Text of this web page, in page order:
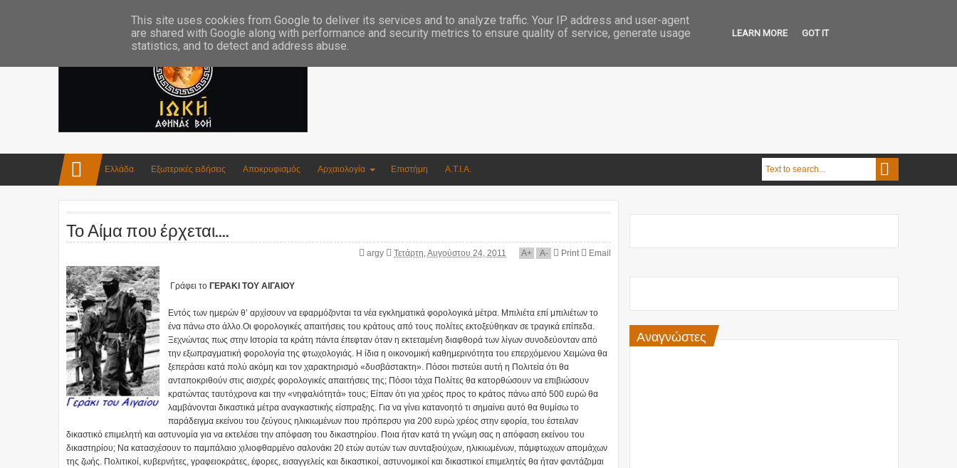
Ελλάδα Εξωτερικές ειδήσεις Αποκρυφισμός Αρχαιολογία Επιστήμη Α.Τ.Ι.Α.
Το Αίμα που έρχεται....
argy Τετάρτη, Αυγούστου 24, 2011 A+ A- Print Email
Γράφει το ΓΕΡΑΚΙ ΤΟΥ ΑΙΓΑΙΟΥ
Εντός των ημερών θ’ αρχίσουν να εφαρμόζονται τα νέα εγκληματικά φορολογικά μέτρα. Μπιλιέτα επί μπιλιέτων το
ένα πάνω στο άλλο.Οι φορολογικές απαιτήσεις του κράτους από τους πολίτες εκτοξεύθηκαν σε τραγικά επίπεδα.
Ξεχνώντας πως στην Ιστορία τα κράτη πάντα έπεφταν όταν η εκτεταμένη διαφθορά των λίγων συνοδεύονταν από
την εξωπραγματική φορολογία της φτωχολογιάς. Η ίδια η οικονομική καθημερινότητα του επερχόμενου Χειμώνα θα
ξεπεράσει κατά πολύ ακόμη και τον χαρακτηρισμό «δυσβάστακτη». Πόσοι πιστεύει αυτή η Πολιτεία ότι θα
ανταποκριθούν στις αισχρές φορολογικές απαιτήσεις της; Πόσοι τάχα Πολίτες θα κατορθώσουν να επιβιώσουν
κρατώντας ταυτόχρονα και την «νηφαλιότητά» τους; Είπαν ότι για χρέος προς το κράτος πάνω από 500 ευρώ θα
λαμβάνονται δικαστικά μέτρα αναγκαστικής είσπραξης. Για να γίνει κατανοητό τι σημαίνει αυτό θα θυμίσω το
παράδειγμα εκείνου του ζεύγους ηλικιωμένων που πρόπερσυ για 200 ευρώ χρέος στην εφορία, του έστειλαν
δικαστικό επιμελητή και αστυνομία για να εκτελέσει την απόφαση του δικαστηρίου. Ποια ήταν κατά τη γνώμη σας η απόφαση εκείνου του
δικαστηρίου; Να κατασχέσουν το παμπάλαιο χιλιοφθαρμένο σαλονάκι 20 ετών αυτών των συνταξιούχων, ηλικιωμένων, πάμφτωχων απομάχων
της ζωής. Πολιτικοί, κυβερνήτες, γραφειοκράτες, έφορες, εισαγγελείς και δικαστικοί, αστυνομικοί και δικαστικοί επιμελητές θα ήταν φαντάζομαι
Αναγνώστες
This site uses cookies from Google to deliver its services and to analyze traffic. Your IP address and user-agent
are shared with Google along with performance and security metrics to ensure quality of service, generate usage
statistics, and to detect and address abuse.
LEARN MORE GOT IT